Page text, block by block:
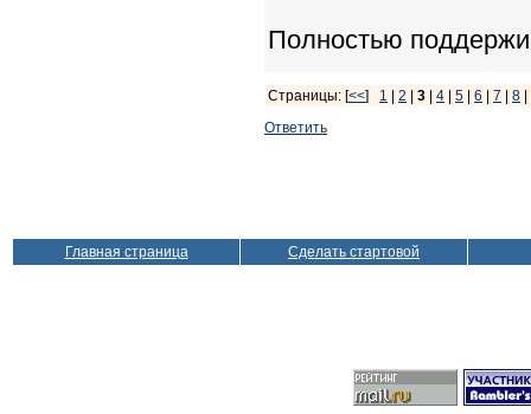
Полностью
Страницы: [<<] 1 2 3 4 5 6 7 8
Ответить
Главная страница Сделать стартовой